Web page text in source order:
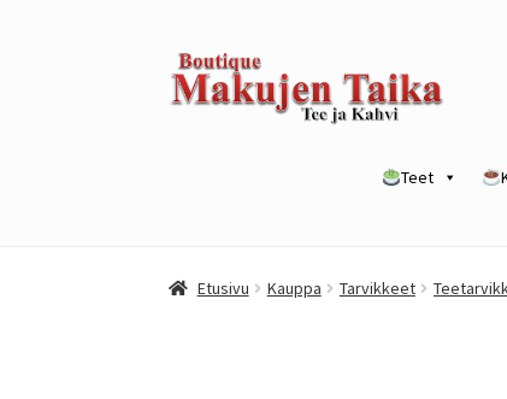
Siirry
navigointiin
Siirry
sisältöön
Teet
Yrityksille
Etusivu Kauppa Tarvikkeet